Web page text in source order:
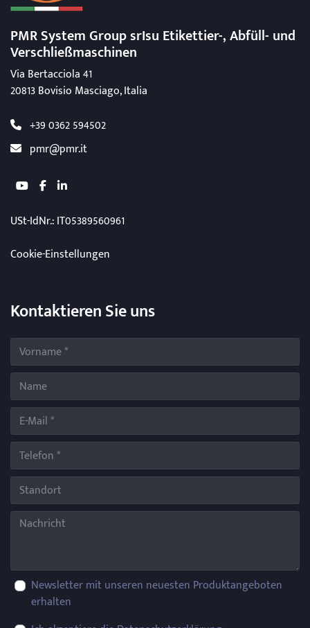
PMR System Group srIsu Etikettier-, Abfüll- und
Verschließmaschinen
Via Bertacciola 41
20813 Bovisio Masciago, Italia
+39 0362 594502
pmr@pmr.it
youtubefacebooklinkedin
USt-IdNr.: IT05389560961
Cookie-Einstellungen
Kontaktieren Sie uns
Newsletter mit unseren neuesten Produktangeboten
erhalten